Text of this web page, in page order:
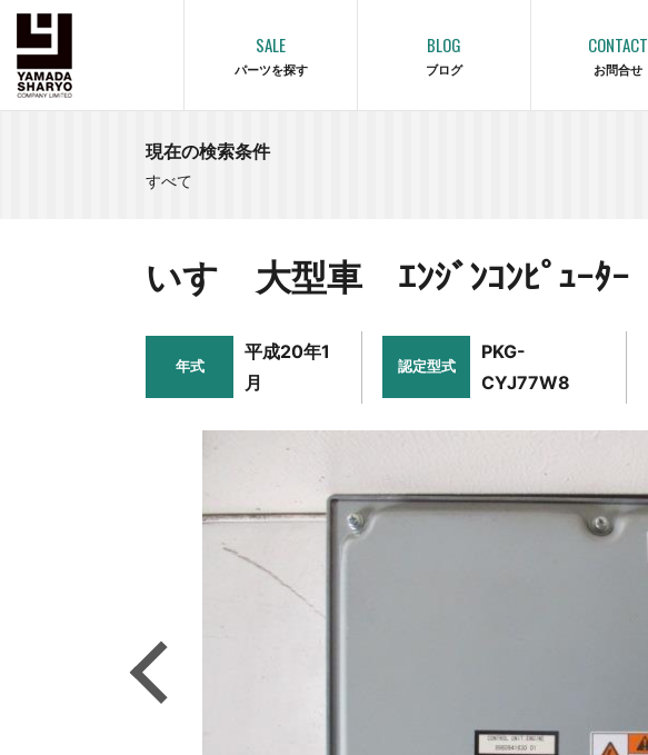
SALE
パーツを探す
BLOG
ブログ
CONTACT
お問合せ
現在の検索条件
すべて
いすゞ大型車 ｴﾝｼﾞﾝｺﾝﾋﾟｭｰﾀｰ
年式
平成20年1
月
認定型式
PKG-
CYJ77W8